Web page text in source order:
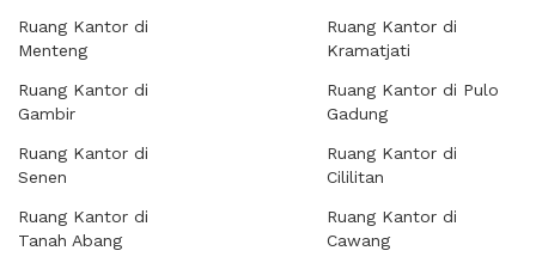
Ruang Kantor di
Menteng
Ruang Kantor di
Gambir
Ruang Kantor di
Senen
Ruang Kantor di
Tanah Abang
Ruang Kantor di
Kramatjati
Ruang Kantor di Pulo
Gadung
Ruang Kantor di
Cililitan
Ruang Kantor di
Cawang